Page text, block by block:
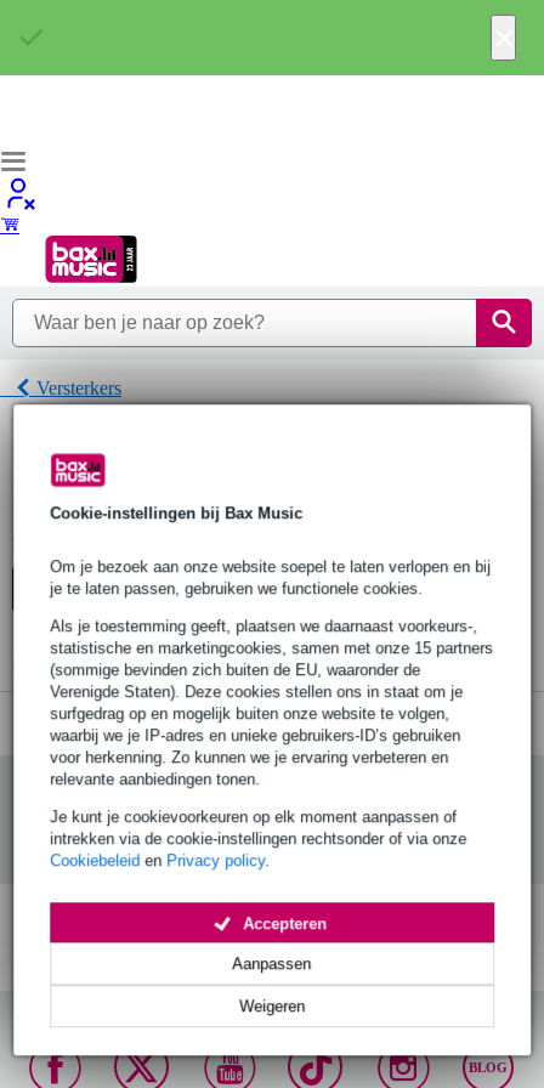
Cookie-instellingen bij Bax Music
Om je bezoek aan onze website soepel te laten verlopen en bij
je te laten passen, gebruiken we functionele cookies.
Als je toestemming geeft, plaatsen we daarnaast voorkeurs-,
statistische en marketingcookies, samen met onze 15 partners
(sommige bevinden zich buiten de EU, waaronder de
Verenigde Staten). Deze cookies stellen ons in staat om je
surfgedrag op en mogelijk buiten onze website te volgen,
waarbij we je IP-adres en unieke gebruikers-ID’s gebruiken
voor herkenning. Zo kunnen we je ervaring verbeteren en
relevante aanbiedingen tonen.
Je kunt je cookievoorkeuren op elk moment aanpassen of
intrekken via de cookie-instellingen rechtsonder of via onze
Cookiebeleid en Privacy policy.
Weigeren
Aanpassen
Accepteren
Versterkers
Versterkers
Fenton Versterkers
Top-10 Advies
Er zijn geen producten gevonden.
Gratis verzending vanaf
Voor 23:00 besteld,
maandag in huis (mits
op voorraad)
30 dagen 'niet goed
BLOG